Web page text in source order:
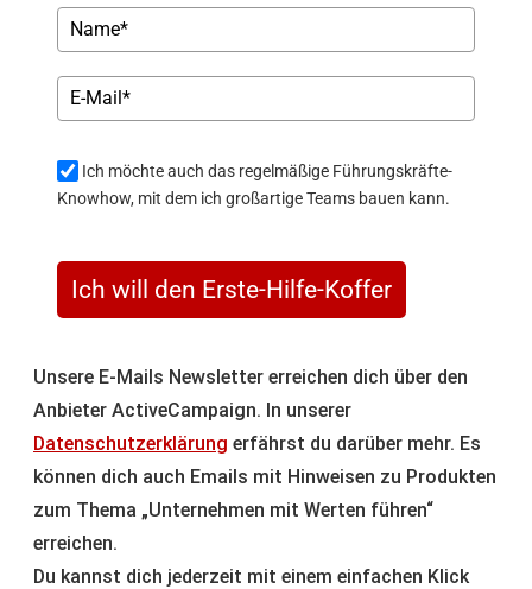
Ich möchte auch das regelmäßige Führungskräfte-
Knowhow, mit dem ich großartige Teams bauen kann.
Ich will den Erste-Hilfe-Koffer
Unsere E-Mails Newsletter erreichen dich über den
Anbieter ActiveCampaign. In unserer
Datenschutzerklärung erfährst du darüber mehr. Es
können dich auch Emails mit Hinweisen zu Produkten
zum Thema „Unternehmen mit Werten führen“
erreichen.
Du kannst dich jederzeit mit einem einfachen Klick